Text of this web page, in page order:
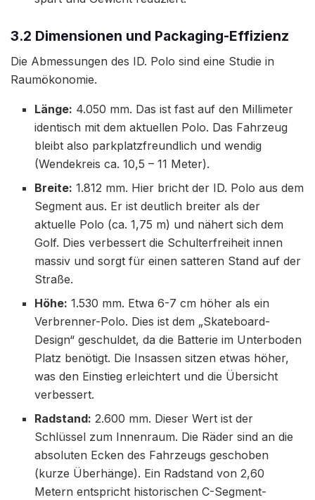
3.2 Dimensionen und Packaging-Effizienz
Die Abmessungen des ID. Polo sind eine Studie in
Raumökonomie.
Länge: 4.050 mm. Das ist fast auf den Millimeter
identisch mit dem aktuellen Polo. Das Fahrzeug
bleibt also parkplatzfreundlich und wendig
(Wendekreis ca. 10,5 – 11 Meter).
Breite: 1.812 mm. Hier bricht der ID. Polo aus dem
Segment aus. Er ist deutlich breiter als der
aktuelle Polo (ca. 1,75 m) und nähert sich dem
Golf. Dies verbessert die Schulterfreiheit innen
massiv und sorgt für einen satteren Stand auf der
Straße.
Höhe: 1.530 mm. Etwa 6-7 cm höher als ein
Verbrenner-Polo. Dies ist dem „Skateboard-
Design“ geschuldet, da die Batterie im Unterboden
Platz benötigt. Die Insassen sitzen etwas höher,
was den Einstieg erleichtert und die Übersicht
verbessert.
Radstand: 2.600 mm. Dieser Wert ist der
Schlüssel zum Innenraum. Die Räder sind an die
absoluten Ecken des Fahrzeugs geschoben
(kurze Überhänge). Ein Radstand von 2,60
Metern entspricht historischen C-Segment-